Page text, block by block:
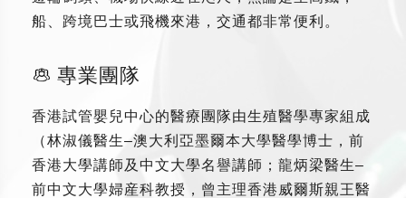
船、跨境巴士或飛機來港，交通都非常便利。
專業團隊
香港試管嬰兒中心的醫療團隊由生殖醫學專家組成
（林淑儀醫生–澳大利亞墨爾本大學醫學博士，前
香港大學講師及中文大學名譽講師；龍炳梁醫生–
前中文大學婦産科教授，曾主理香港威爾斯親王醫